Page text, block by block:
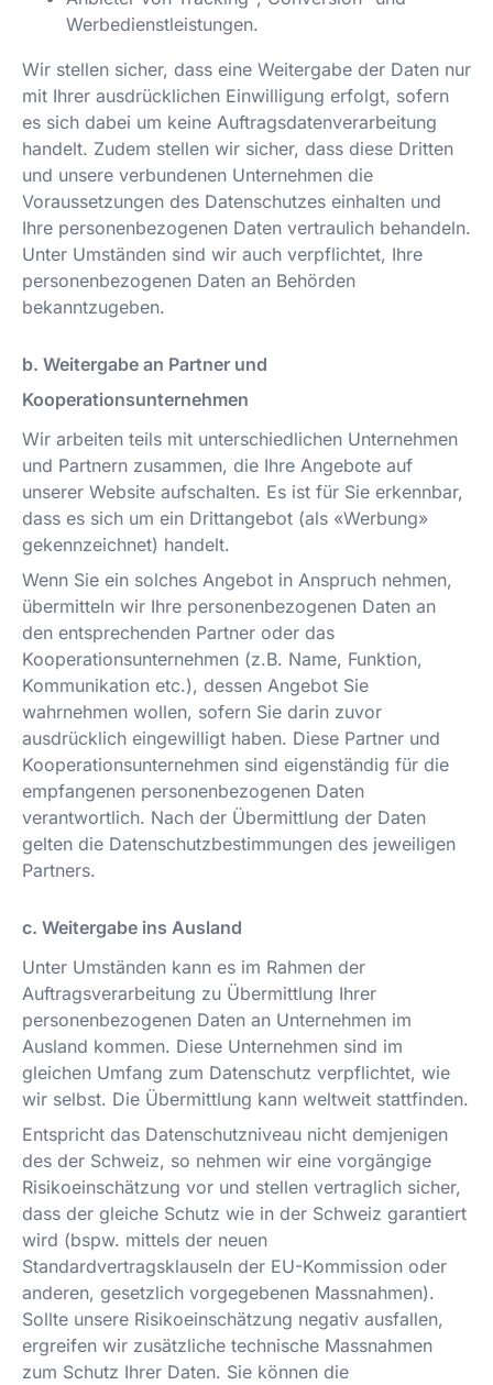
Werbedienstleistungen.
Wir stellen sicher, dass eine Weitergabe der Daten nur
mit Ihrer ausdrücklichen Einwilligung erfolgt, sofern
es sich dabei um keine Auftragsdatenverarbeitung
handelt. Zudem stellen wir sicher, dass diese Dritten
und unsere verbundenen Unternehmen die
Voraussetzungen des Datenschutzes einhalten und
Ihre personenbezogenen Daten vertraulich behandeln.
Unter Umständen sind wir auch verpflichtet, Ihre
personenbezogenen Daten an Behörden
bekanntzugeben.
b. Weitergabe an Partner und
Kooperationsunternehmen
Wir arbeiten teils mit unterschiedlichen Unternehmen
und Partnern zusammen, die Ihre Angebote auf
unserer Website aufschalten. Es ist für Sie erkennbar,
dass es sich um ein Drittangebot (als «Werbung»
gekennzeichnet) handelt.
Wenn Sie ein solches Angebot in Anspruch nehmen,
übermitteln wir Ihre personenbezogenen Daten an
den entsprechenden Partner oder das
Kooperationsunternehmen (z.B. Name, Funktion,
Kommunikation etc.), dessen Angebot Sie
wahrnehmen wollen, sofern Sie darin zuvor
ausdrücklich eingewilligt haben. Diese Partner und
Kooperationsunternehmen sind eigenständig für die
empfangenen personenbezogenen Daten
verantwortlich. Nach der Übermittlung der Daten
gelten die Datenschutzbestimmungen des jeweiligen
Partners.
c. Weitergabe ins Ausland
Unter Umständen kann es im Rahmen der
Auftragsverarbeitung zu Übermittlung Ihrer
personenbezogenen Daten an Unternehmen im
Ausland kommen. Diese Unternehmen sind im
gleichen Umfang zum Datenschutz verpflichtet, wie
wir selbst. Die Übermittlung kann weltweit stattfinden.
Entspricht das Datenschutzniveau nicht demjenigen
des der Schweiz, so nehmen wir eine vorgängige
Risikoeinschätzung vor und stellen vertraglich sicher,
dass der gleiche Schutz wie in der Schweiz garantiert
wird (bspw. mittels der neuen
Standardvertragsklauseln der EU-Kommission oder
anderen, gesetzlich vorgegebenen Massnahmen).
Sollte unsere Risikoeinschätzung negativ ausfallen,
ergreifen wir zusätzliche technische Massnahmen
zum Schutz Ihrer Daten. Sie können die